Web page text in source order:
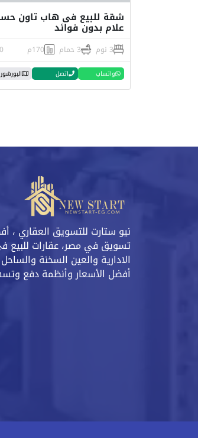
شقة للبيع فى هاب تاون
علام بدون فوائد
3 نوم 3 حمام 170م 0 ج.م
واتساب اتصل البورشور
نيو ستارت للتسويق العقاري ،
تسويق في مصر، عقارات للبيع
الادارية والعين السخنة
أفضل الأسعار وأنظمة دفع